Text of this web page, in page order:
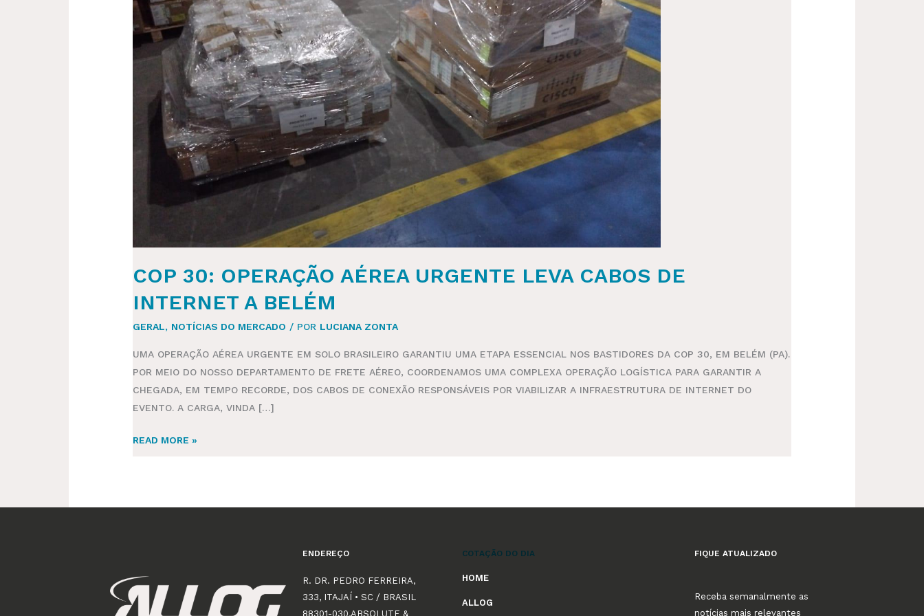
COP 30: OPERAÇÃO AÉREA URGENTE LEVA CABOS DE
INTERNET A BELÉM
GERAL, NOTÍCIAS DO MERCADO / POR LUCIANA ZONTA
UMA OPERAÇÃO AÉREA URGENTE EM SOLO BRASILEIRO GARANTIU UMA ETAPA ESSENCIAL NOS BASTIDORES DA COP 30, EM BELÉM (PA).
POR MEIO DO NOSSO DEPARTAMENTO DE FRETE AÉREO, COORDENAMOS UMA COMPLEXA OPERAÇÃO LOGÍSTICA PARA GARANTIR A
CHEGADA, EM TEMPO RECORDE, DOS CABOS DE CONEXÃO RESPONSÁVEIS POR VIABILIZAR A INFRAESTRUTURA DE INTERNET DO
EVENTO. A CARGA, VINDA […]
LEVA
CABOS
DE
BELÉM
READ MORE »
ENDEREÇO
R. DR. PEDRO FERREIRA,
333, ITAJAÍ • SC / BRASIL
88301-030,ABSOLUTE &
COTAÇÃO DO DIA
HOME
ALLOG
FIQUE ATUALIZADO
Receba semanalmente as
notícias mais relevantes